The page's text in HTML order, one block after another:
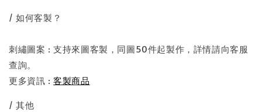
/ 如何客製？
刺繡圖案 : 支持來圖客製，同圖50件起製作，詳情請向客服
查詢。
更多資訊 :客製商品
/ 其他